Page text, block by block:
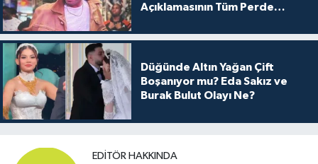
Açıklamasının Tüm Perde
Düğünde Altın Yağan Çift
Boşanıyor mu? Eda Sakız ve
Burak Bulut Olayı Ne?
EDITÖR HAKKINDA